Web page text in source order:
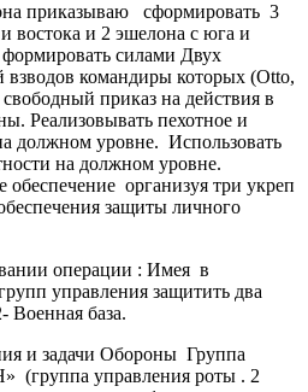
приказываю сформировать 3
востока и 2 эшелона с юга и
силами Двух
взводов командиры которых (Otto,
приказ на действия в
Реализовывать пехотное и
должном уровне. Использовать
на должном уровне.
обеспечение организуя три укреп
защиты личного
операции : Имея в
управления защитить два
Военная база.
и задачи Обороны Группа
(группа управления роты . 2